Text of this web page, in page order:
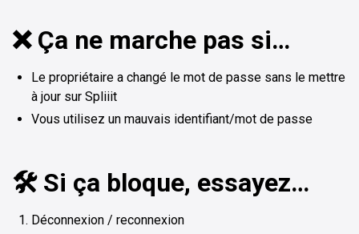
❌ Ça ne marche pas si…
Le propriétaire a changé le mot de passe sans le mettre
à jour sur Spliiit
Vous utilisez un mauvais identifiant/mot de passe
🛠️ Si ça bloque, essayez…
Déconnexion / reconnexion